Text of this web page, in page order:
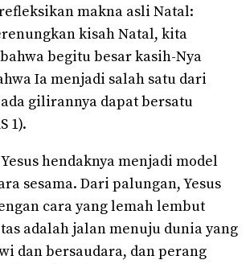
makna asli Natal:
kisah Natal, kita
begitu besar kasih-Nya
Ia menjadi salah satu dari
gilirannya dapat bersatu
1).
hendaknya menjadi model
sesama. Dari palungan, Yesus
cara yang lemah lembut
adalah jalan menuju dunia yang
dan bersaudara, dan perang